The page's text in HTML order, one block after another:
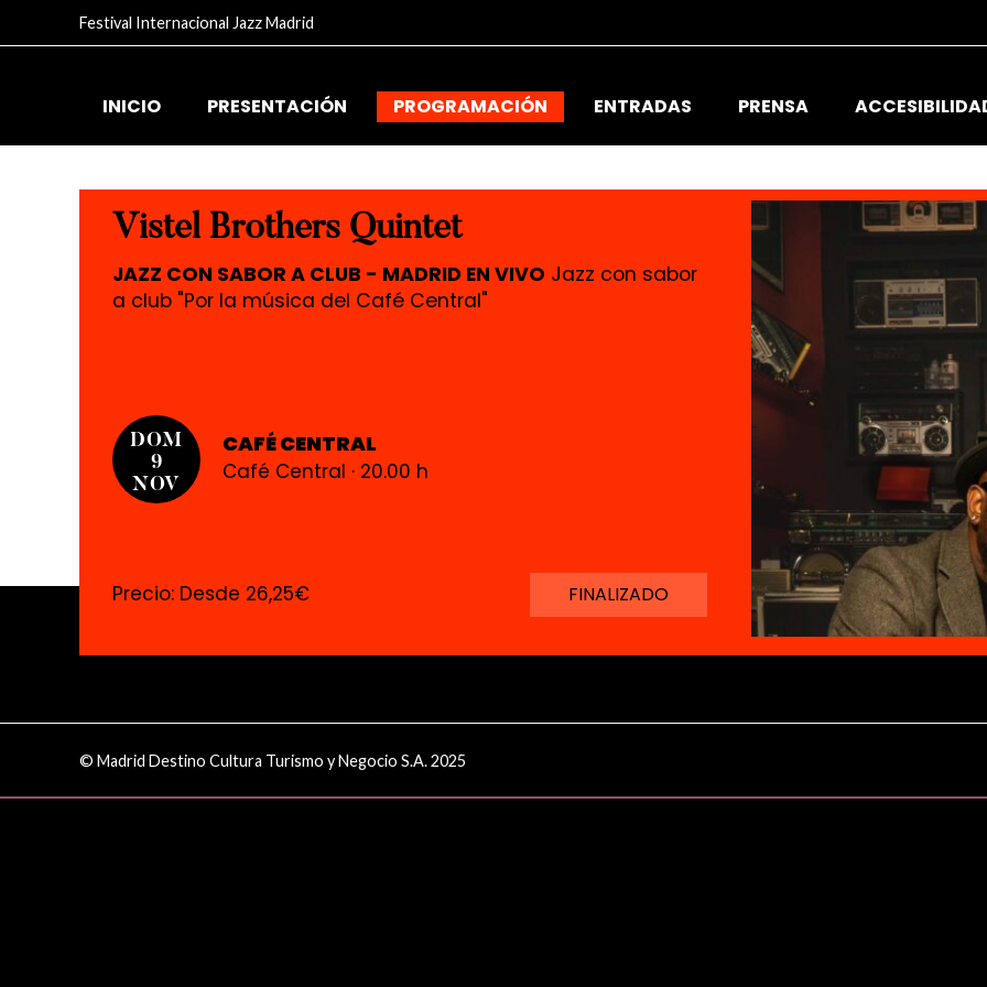
Festival Internacional Jazz Madrid
INICIO PRESENTACIÓN PROGRAMACIÓN ENTRADAS PRENSA
Vistel Brothers Quintet
JAZZ CON SABOR A CLUB - MADRID EN VIVO Jazz con sabor
a club "Por la música del Café Central"
DOM
9
NOV
CAFÉ CENTRAL
Café Central · 20.00 h
Precio: Desde 26,25€ FINALIZADO
© Madrid Destino Cultura Turismo y Negocio S.A. 2025